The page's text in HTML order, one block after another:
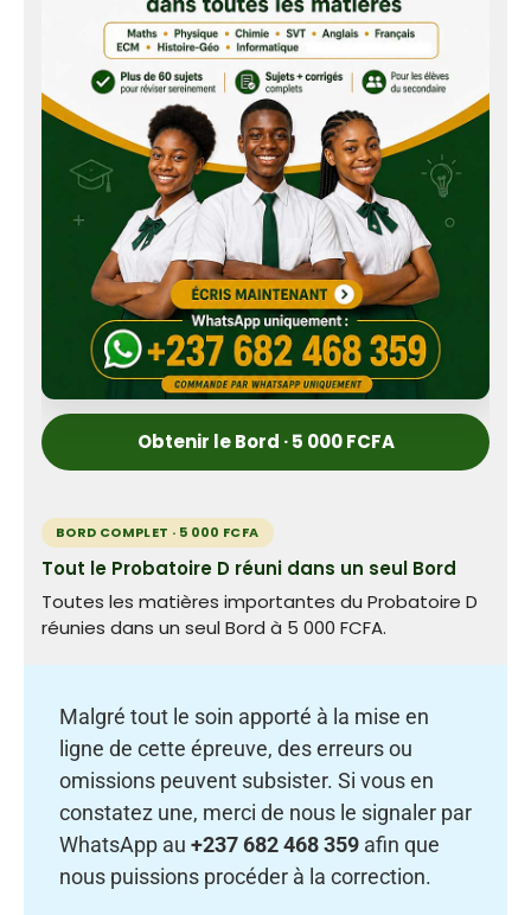
Obtenir le Bord · 5 000 FCFA
BORD COMPLET · 5 000 FCFA
Tout le Probatoire D réuni dans un seul Bord
Toutes les matières importantes du Probatoire D
réunies dans un seul Bord à 5 000 FCFA.
Malgré tout le soin apporté à la mise en
ligne de cette épreuve, des erreurs ou
omissions peuvent subsister. Si vous en
constatez une, merci de nous le signaler par
WhatsApp au +237 682 468 359 afin que
nous puissions procéder à la correction.